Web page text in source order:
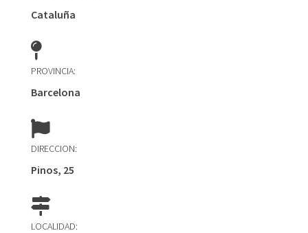
Cataluña
PROVINCIA:
Barcelona
DIRECCION:
Pinos, 25
LOCALIDAD: